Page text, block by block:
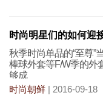
时尚明星们的如何迎
秋季时尚单品的“至尊”
棒球外套等F/W季的外
够成
时尚朝鲜 | 2016-09-18